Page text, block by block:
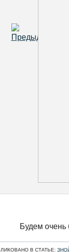
Будем очень
В СТАТЬЕ: